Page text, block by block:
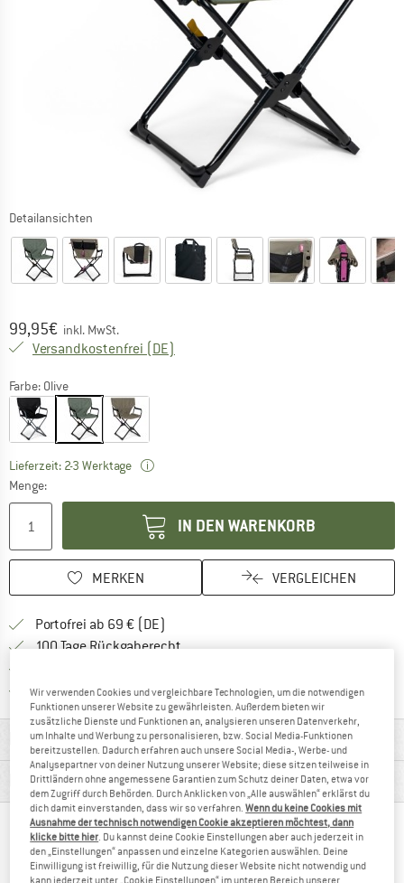
Detailansichten
Preis:
99,95€ inkl. MwSt.
Versandkostenfrei (DE)
Farbe: Olive
Lieferzeit: 2-3 Werktage
Menge:
IN DEN WARENKORB
MERKEN VERGLEICHEN
Portofrei ab 69 € (DE)
100 Tage Rückgaberecht
Trusted Shops KäuferschutzFinde alle Infos hier!
MATERIALINFOS & FEATURES
PRODUKTBESCHREIBUNG
ANDERE BERGFREUNDE SCHAUTEN SICH AUCH
AN
Wir verwenden Cookies und vergleichbare Technologien, um die notwendigen
Funktionen unserer Website zu gewährleisten. Außerdem bieten wir
zusätzliche Dienste und Funktionen an, analysieren unseren Datenverkehr,
um Inhalte und Werbung zu personalisieren, bzw. Social Media-Funktionen
bereitzustellen. Dadurch erfahren auch unsere Social Media-, Werbe- und
Analysepartner von deiner Nutzung unserer Website; diese sitzen teilweise in
Drittländern ohne angemessene Garantien zum Schutz deiner Daten, etwa vor
dem Zugriff durch Behörden. Durch Anklicken von „Alle auswählen“ erklärst du
dich damit einverstanden, dass wir so verfahren.Wenn du keine Cookies mit
Ausnahme der technisch notwendigen Cookie akzeptieren möchtest, dann
klicke bitte hier . Du kannst deine Cookie Einstellungen aber auch jederzeit in
den „Einstellungen“ anpassen und einzelne Kategorien auswählen. Deine
Einwilligung ist freiwillig, für die Nutzung dieser Website nicht notwendig und
kann jederzeit unter „Cookie Einstellungen“ im unteren Bereich unserer